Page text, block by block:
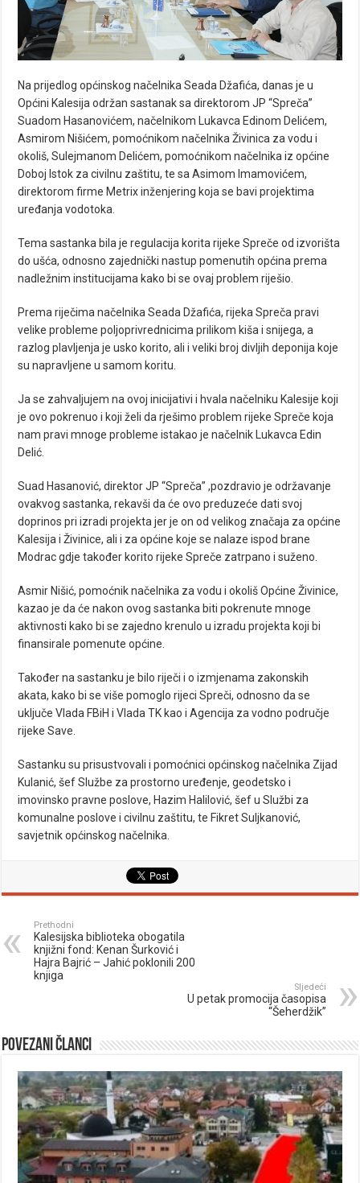
Na prijedlog općinskog načelnika Seada Džafića, danas je u
Općini Kalesija održan sastanak sa direktorom JP “Spreča”
Suadom Hasanovićem, načelnikom Lukavca Edinom Delićem,
Asmirom Nišićem, pomoćnikom načelnika Živinica za vodu i
okoliš, Sulejmanom Delićem, pomoćnikom načelnika iz općine
Doboj Istok za civilnu zaštitu, te sa Asimom Imamovićem,
direktorom firme Metrix inženjering koja se bavi projektima
uređanja vodotoka.
Tema sastanka bila je regulacija korita rijeke Spreče od izvorišta
do ušća, odnosno zajednički nastup pomenutih općina prema
nadležnim institucijama kako bi se ovaj problem riješio.
Prema riječima načelnika Seada Džafića, rijeka Spreča pravi
velike probleme poljoprivrednicima prilikom kiša i snijega, a
razlog plavljenja je usko korito, ali i veliki broj divljih deponija koje
su napravljene u samom koritu.
Ja se zahvaljujem na ovoj inicijativi i hvala načelniku Kalesije koji
je ovo pokrenuo i koji želi da rješimo problem rijeke Spreče koja
nam pravi mnoge probleme istakao je načelnik Lukavca Edin
Delić.
Suad Hasanović, direktor JP “Spreča” ,pozdravio je održavanje
ovakvog sastanka, rekavši da će ovo preduzeće dati svoj
doprinos pri izradi projekta jer je on od velikog značaja za općine
Kalesija i Živinice, ali i za općine koje se nalaze ispod brane
Modrac gdje također korito rijeke Spreče zatrpano i suženo.
Asmir Nišić, pomoćnik načelnika za vodu i okoliš Općine Živinice,
kazao je da će nakon ovog sastanka biti pokrenute mnoge
aktivnosti kako bi se zajedno krenulo u izradu projekta koji bi
finansirale pomenute općine.
Također na sastanku je bilo riječi i o izmjenama zakonskih
akata, kako bi se više pomoglo rijeci Spreči, odnosno da se
uključe Vlada FBiH i Vlada TK kao i Agencija za vodno područje
rijeke Save.
Sastanku su prisustvovali i pomoćnici općinskog načelnika Zijad
Kulanić, šef Službe za prostorno uređenje, geodetsko i
imovinsko pravne poslove, Hazim Halilović, šef u Službi za
komunalne poslove i civilnu zaštitu, te Fikret Suljkanović,
savjetnik općinskog načelnika.
Prethodni
Kalesijska biblioteka obogatila
knjižni fond: Kenan Šurković i
Hajra Bajrić – Jahić poklonili 200
knjiga
Sljedeći
U petak promocija časopisa
“Šeherdžik”
Povezani članci